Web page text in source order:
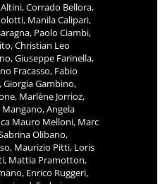
Corrado Bellora,
Manila Calipari,
Paolo Ciambi,
Christian Leo
Giuseppe Farinella,
Fracasso, Fabio
Giorgia Gambino,
Marlène Jorrioz,
Angela
Mauro Melloni, Marc
Olibano,
Maurizio Pitti, Loris
Mattia Pramotton,
Enrico Ruggeri,